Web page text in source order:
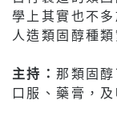
學上其實也不
人造類固醇種
主持：那類固
口服、藥膏，及